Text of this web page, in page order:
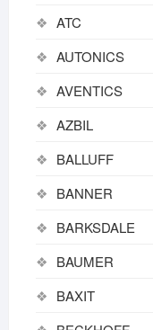
ATC
AUTONICS
AVENTICS
AZBIL
BALLUFF
BANNER
BARKSDALE
BAUMER
BAXIT